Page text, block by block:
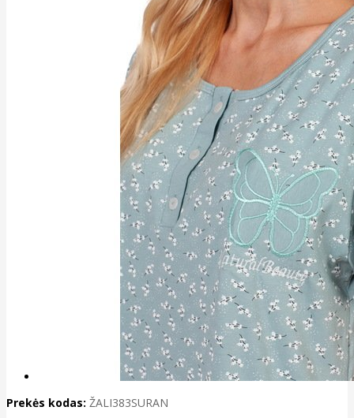
Prekės kodas: ŽALI383SURAN